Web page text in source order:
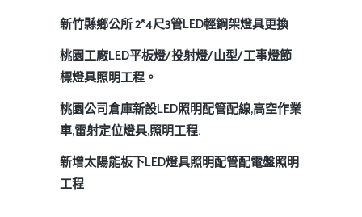
新竹縣鄉公所 2*4尺3管LED輕鋼架燈具更換
桃園工廠LED平板燈/投射燈/山型/工事燈節
標燈具照明工程。
桃園公司倉庫新設LED照明配管配線,高空作業
車,雷射定位燈具,照明工程.
新增太陽能板下LED燈具照明配管配電盤照明
工程